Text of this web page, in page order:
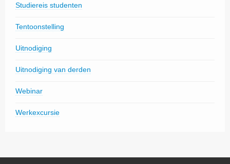
Studiereis studenten
Tentoonstelling
Uitnodiging
Uitnodiging van derden
Webinar
Werkexcursie